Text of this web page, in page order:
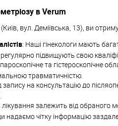
в Verum
вул. Деміївська, 13), ви
: Наші гінекологи мають
регулярно підвищують свою
та гістероскопічне
травматичністю.
запису на консультацію до
лікування залежить від обраного
надаємо чітку інформацію